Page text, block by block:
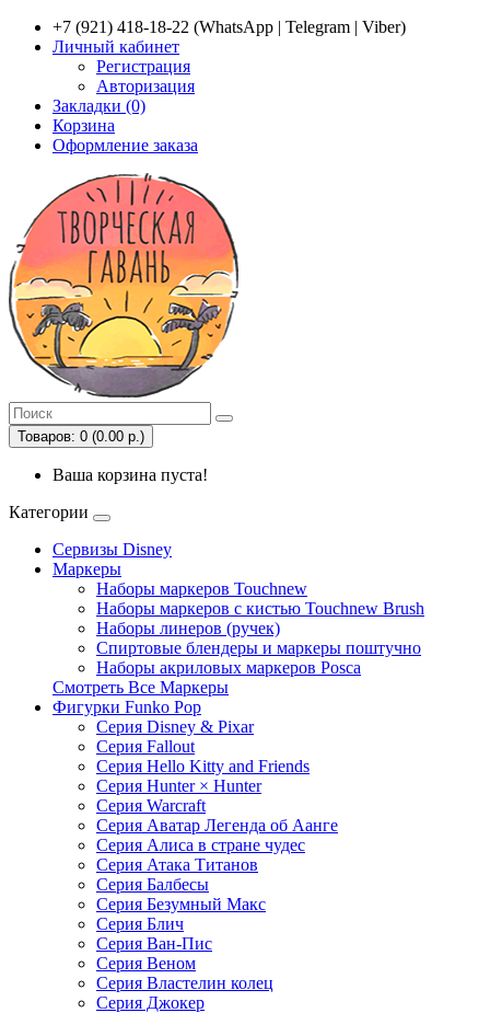
+7 (921) 418-18-22 (WhatsApp | Telegram | Viber)
Личный кабинет
Регистрация
Авторизация
Закладки (0)
Корзина
Оформление заказа
Товаров: 0 (0.00 р.)
Ваша корзина пуста!
Категории
Сервизы Disney
Маркеры
Наборы маркеров Touchnew
Наборы маркеров c кистью Touchnew Brush
Наборы линеров (ручек)
Спиртовые блендеры и маркеры поштучно
Наборы акриловых маркеров Posca
Смотреть Все Маркеры
Фигурки Funko Pop
Серия Disney & Pixar
Серия Fallout
Серия Hello Kitty and Friends
Серия Hunter × Hunter
Серия Warcraft
Серия Аватар Легенда об Аанге
Серия Алиса в стране чудес
Серия Атака Титанов
Серия Балбесы
Серия Безумный Макс
Серия Блич
Серия Ван-Пис
Серия Веном
Серия Властелин колец
Серия Джокер